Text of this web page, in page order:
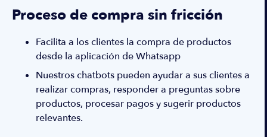
Proceso de compra sin fricción
Facilita a los clientes la compra de productos
desde la aplicación de Whatsapp
Nuestros chatbots pueden ayudar a sus clientes a
realizar compras, responder a preguntas sobre
productos, procesar pagos y sugerir productos
relevantes.